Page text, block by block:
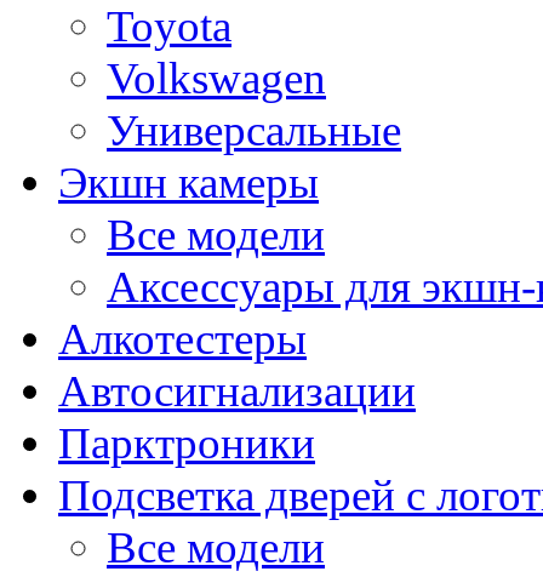
Toyota
Volkswagen
Универсальные
Экшн камеры
Все модели
Аксессуары для
Алкотестеры
Автосигнализации
Парктроники
Подсветка дверей с
Все модели